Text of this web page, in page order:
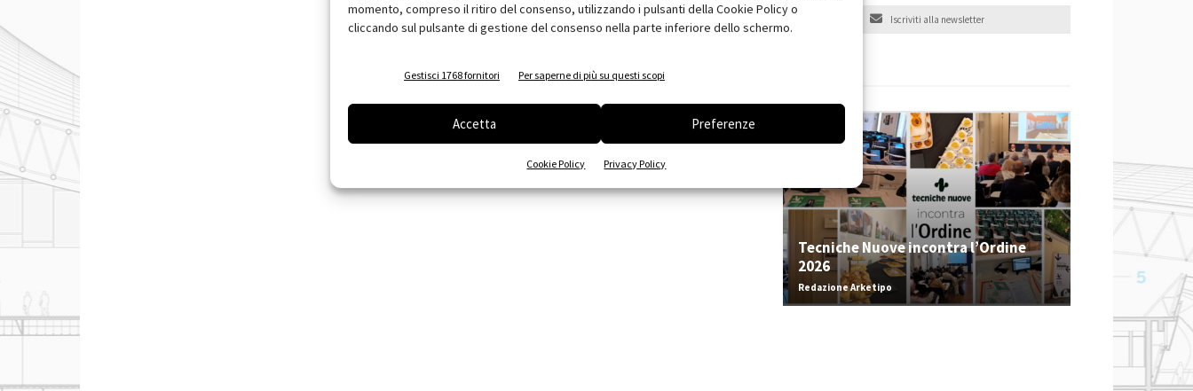
momento, compreso il ritiro del consenso, utilizzando i pulsanti della Cookie Policy o
cliccando sul pulsante di gestione del consenso nella parte inferiore dello schermo.
Gestisci 1768 fornitori Per saperne di più su questi scopi
Accetta Preferenze
Cookie Policy Privacy Policy
Iscriviti alla newsletter
Tecniche Nuove incontra l’Ordine
2026
Redazione Arketipo